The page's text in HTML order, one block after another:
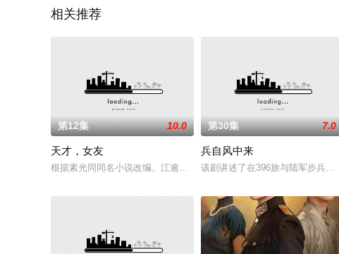
相关推荐
第12集 10.0
天才，女友
根据素光同同名小说改编。江逾白长大以后，林知夏忽然对他说：“江
第30集 7.0
兵自风中来
该剧讲述了在396旅与陆军步兵学